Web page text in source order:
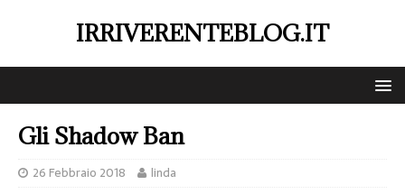
IRRIVERENTEBLOG.IT
Gli Shadow Ban
26 Febbraio 2018 linda